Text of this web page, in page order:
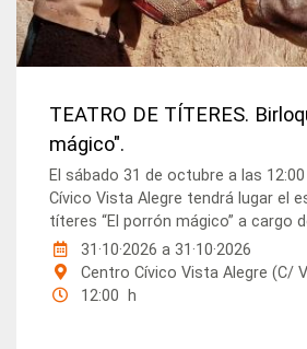
TEATRO DE TÍTERES.
mágico".
El sábado 31 de octubre a las
Cívico Vista Alegre tendrá lugar el
títeres “El porrón mágico” a cargo
31·10·2026a 31·10·2026
Centro Cívico Vista Alegre (C/
12:00 h